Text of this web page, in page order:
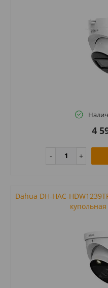
4
Dahua DH-HAC-